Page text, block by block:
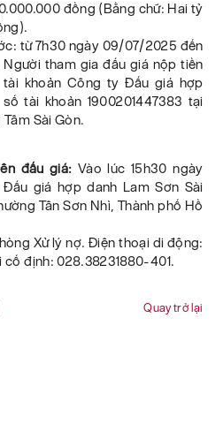
đồng (Bằng chữ: Hai tỷ
từ 7h30 ngày 09/07/2025 đến
tham gia đấu giá nộp tiền
tài khoản Công ty Đấu giá hợp
tài khoản 1900201447383 tại
Sài Gòn.
đấu giá: Vào lúc 15h30 ngày
giá hợp danh Lam Sơn Sài
Tân Sơn Nhì, Thành phố Hồ
Xử lý nợ. Điện thoại di động:
định: 028.38231880-401.
Quay trở lại